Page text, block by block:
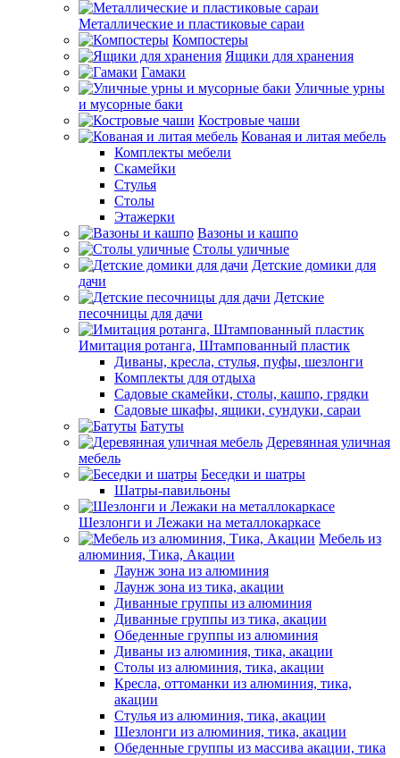
Металлические и пластиковые сараи
Компостеры
Ящики для хранения
Гамаки
Уличные урны
и мусорные баки
Костровые чаши
Кованая и литая мебель
Комплекты мебели
Скамейки
Стулья
Столы
Этажерки
Вазоны и кашпо
Столы уличные
Детские домики для
дачи
Детские
песочницы для дачи
Имитация ротанга, Штампованный пластик
Диваны, кресла, стулья, пуфы, шезлонги
Комплекты для отдыха
Садовые скамейки, столы, кашпо, грядки
Садовые шкафы, ящики, сундуки, сараи
Батуты
Деревянная уличная
мебель
Беседки и шатры
Шатры-павильоны
Шезлонги и Лежаки на металлокаркасе
Мебель из
алюминия, Тика, Акации
Лаунж зона из алюминия
Лаунж зона из тика, акации
Диванные группы из алюминия
Диванные группы из тика, акации
Обеденные группы из алюминия
Диваны из алюминия, тика, акации
Столы из алюминия, тика, акации
Кресла, оттоманки из алюминия, тика,
акации
Стулья из алюминия, тика, акации
Шезлонги из алюминия, тика, акации
Обеденные группы из массива акации, тика